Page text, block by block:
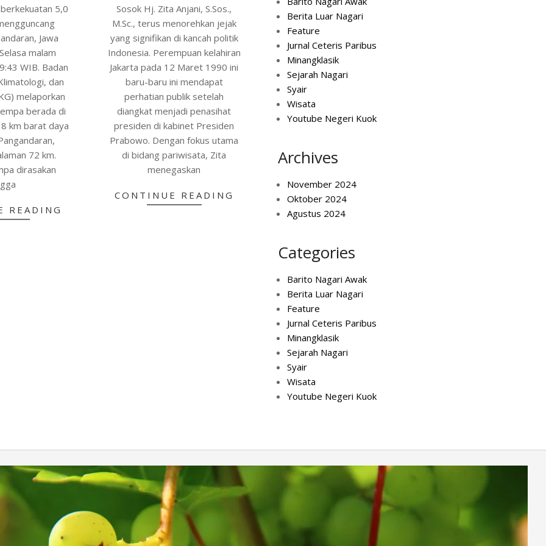
5,0
Jawa
malam
WIB. Badan
dan
melaporkan
berada di
km barat daya
72 km.
dirasakan
READING
Sosok Hj. Zita Anjani, S.Sos.,
M.Sc., terus menorehkan jejak
yang signifikan di kancah politik
Indonesia. Perempuan kelahiran
Jakarta pada 12 Maret 1990 ini
baru-baru ini mendapat
perhatian publik setelah
diangkat menjadi penasihat
presiden di kabinet Presiden
Prabowo. Dengan fokus utama
di bidang pariwisata, Zita
menegaskan
CONTINUE READING
Berita Luar Nagari
Feature
Jurnal Ceteris Paribus
Minangklasik
Sejarah Nagari
Syair
Wisata
Youtube Negeri Kuok
Archives
November 2024
Oktober 2024
Agustus 2024
Categories
Barito Nagari Awak
Berita Luar Nagari
Feature
Jurnal Ceteris Paribus
Minangklasik
Sejarah Nagari
Syair
Wisata
Youtube Negeri Kuok